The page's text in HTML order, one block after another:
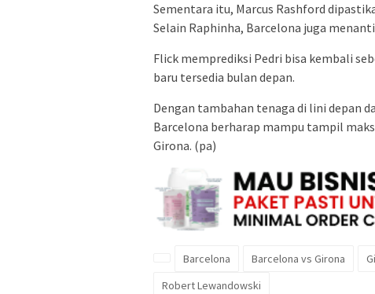
Sementara itu, Marcus Rashford
Selain Raphinha, Barcelona juga
Flick memprediksi Pedri bisa kembali
baru tersedia bulan depan.
Dengan tambahan tenaga di lini depan
Barcelona berharap mampu tampil
Girona. (pa)
Barcelona Barcelona vs Girona
Robert Lewandowski